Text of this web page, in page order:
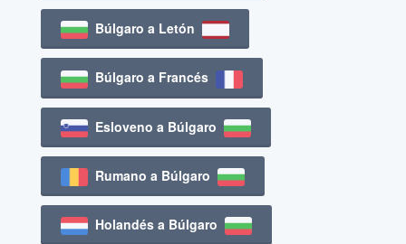
Búlgaro a Letón
Búlgaro a Francés
Esloveno a Búlgaro
Rumano a Búlgaro
Holandés a Búlgaro